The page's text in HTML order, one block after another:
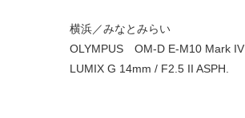
横浜／みなとみらい
OLYMPUS OM-D E-M10 Mark IV
LUMIX G 14mm / F2.5 II ASPH.